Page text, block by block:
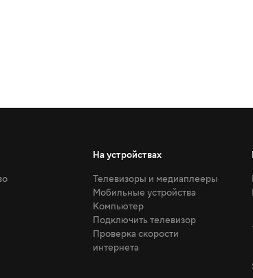
На устройствах
Телевизоры и медиаплееры
Мобильные устройства
Компьютер
Подключить телевизор
Проверка скорости
интернета